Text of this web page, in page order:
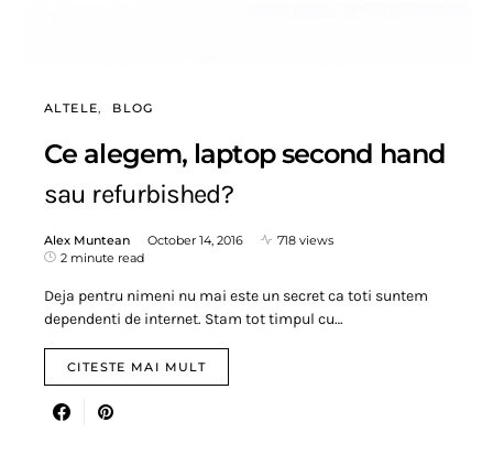
ALTELE BLOG
Ce alegem, laptop second hand
sau refurbished?
Alex Muntean October 14, 2016
718 views
2 minute read
Deja pentru nimeni nu mai este un secret ca toti suntem
dependenti de internet. Stam tot timpul cu…
CITESTE MAI MULT